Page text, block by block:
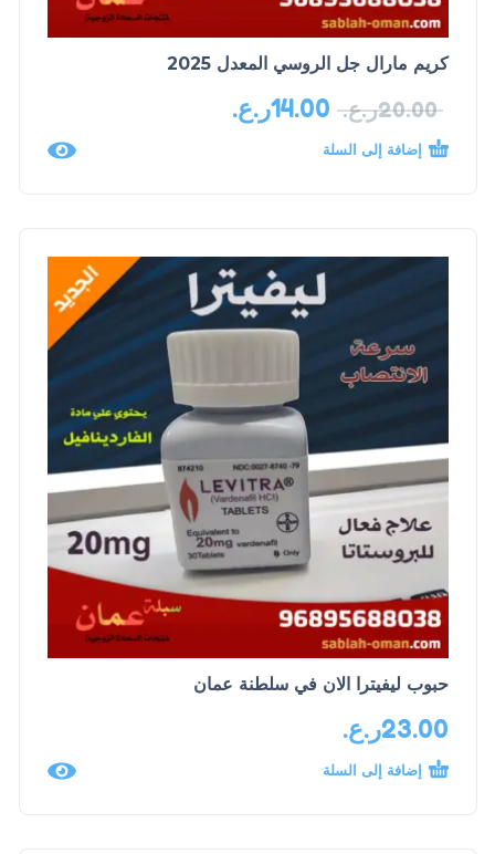
كريم مارال جل الروسي المعدل 2025
20.00ر.ع. 14.00ر.ع.
إضافة إلى السلة
حبوب ليفيترا الان في سلطنة عمان
23.00ر.ع.
إضافة إلى السلة